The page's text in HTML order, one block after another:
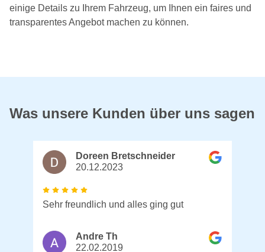
einige Details zu Ihrem Fahrzeug, um Ihnen ein faires und
transparentes Angebot machen zu können.
Was unsere Kunden über uns sagen
Doreen Bretschneider
20.12.2023
Sehr freundlich und alles ging gut
Andre Th
22.02.2019